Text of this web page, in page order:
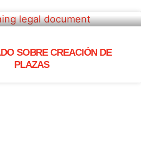
SOBRE CREACIÓN DE
PLAZAS